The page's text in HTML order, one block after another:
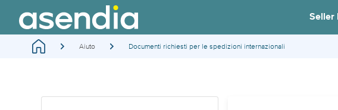
Seller
Aiuto Documenti richiesti per le spedizioni internazionali